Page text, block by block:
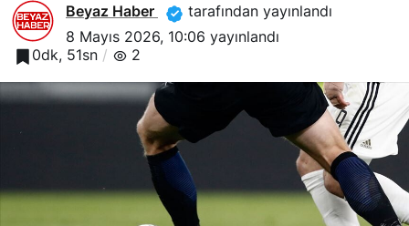
Beyaz Haber
tarafından yayınlandı
8 Mayıs 2026, 10:06 yayınlandı
0dk, 51sn
2